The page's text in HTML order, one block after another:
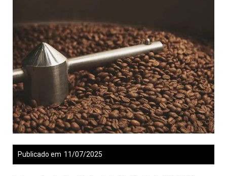
11/07/2025
Publicado em